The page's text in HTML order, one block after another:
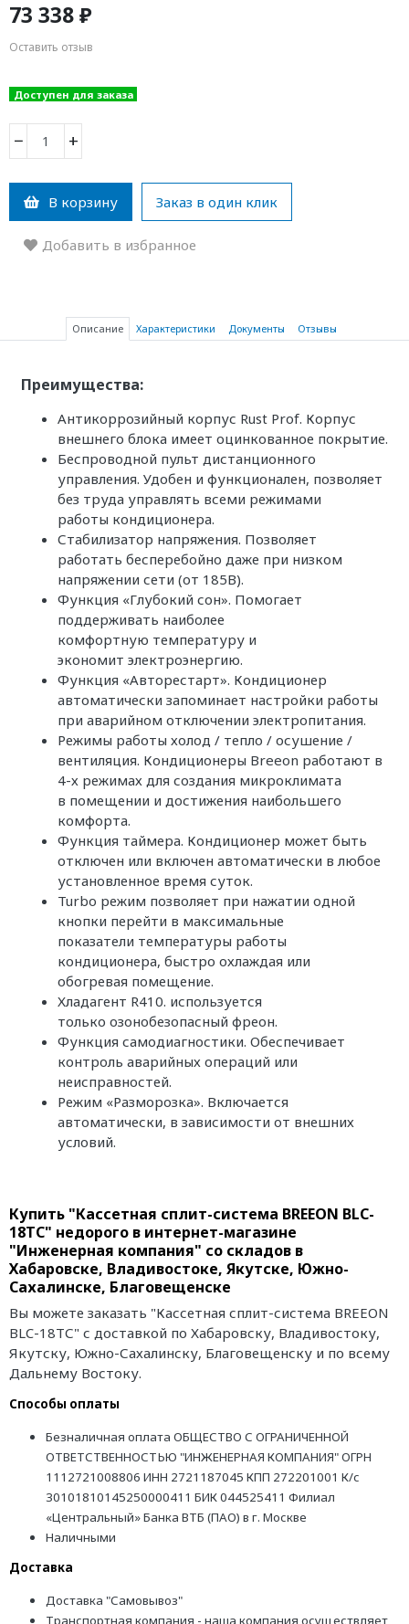
73 338 ₽
Оставить отзыв
Доступен для заказа
− +
В корзину Заказ в один клик
Добавить в избранное
Описание Характеристики Документы Отзывы
Преимущества:
Антикоррозийный корпус Rust Prof. Корпус
внешнего блока имеет оцинкованное покрытие.
Беспроводной пульт дистанционного
управления. Удобен и функционален, позволяет
без труда управлять всеми режимами
работы кондиционера.
Стабилизатор напряжения. Позволяет
работать бесперебойно даже при низком
напряжении сети (от 185В).
Функция «Глубокий сон». Помогает
поддерживать наиболее
комфортную температуру и
экономит электроэнергию.
Функция «Авторестарт». Кондиционер
автоматически запоминает настройки работы
при аварийном отключении электропитания.
Режимы работы холод / тепло / осушение /
вентиляция. Кондиционеры Breeon работают в
4-х режимах для создания микроклимата
в помещении и достижения наибольшего
комфорта.
Функция таймера. Кондиционер может быть
отключен или включен автоматически в любое
установленное время суток.
Turbo режим позволяет при нажатии одной
кнопки перейти в максимальные
показатели температуры работы
кондиционера, быстро охлаждая или
обогревая помещение.
Хладагент R410. используется
только озонобезопасный фреон.
Функция самодиагностики. Обеспечивает
контроль аварийных операций или
неисправностей.
Режим «Разморозка». Включается
автоматически, в зависимости от внешних
условий.
Купить "Кассетная сплит-система BREEON BLC-
18ТС" недорого в интернет-магазине
"Инженерная компания" со складов в
Хабаровске, Владивостоке, Якутске, Южно-
Сахалинске, Благовещенске
Вы можете заказать "Кассетная сплит-система BREEON
BLC-18ТС" с доставкой по Хабаровску, Владивостоку,
Якутску, Южно-Сахалинску, Благовещенску и по всему
Дальнему Востоку.
Способы оплаты
Безналичная оплата ОБЩЕСТВО С ОГРАНИЧЕННОЙ
ОТВЕТСТВЕННОСТЬЮ "ИНЖЕНЕРНАЯ КОМПАНИЯ" ОГРН
1112721008806 ИНН 2721187045 КПП 272201001 К/с
30101810145250000411 БИК 044525411 Филиал
«Центральный» Банка ВТБ (ПАО) в г. Москве
Наличными
Доставка
Доставка "Самовывоз"
Транспортная компания - наша компания осуществляет